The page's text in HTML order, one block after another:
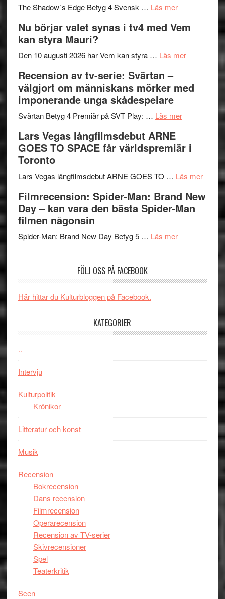
Scensommar
Artipelag
samtal
teater
The Shadow´s Edge Betyg 4 Svensk … Läs merom
Filmrecension:
The
´s
rolig
spännande
Jackie
i
Nu börjar valet synas i tv4 med Vem
kan styra Mauri?
Den 10 augusti 2026 har Vem kan styra … Läs merom
valet
Vem
styra
Recension av tv-serie: Svärtan –
välgjort om människans mörker med
imponerande unga skådespelare
Svärtan Betyg 4 Premiär på SVT Play: … Läs merom
tv-
Svärtan
välgjort
om
imponerande
Lars Vegas långfilmsdebut ARNE
GOES TO SPACE får världspremiär i
Toronto
Lars Vegas långfilmsdebut ARNE GOES TO … Läs merom
Vegas
GOES
Filmrecension: Spider-Man: Brand New
Day – kan vara den bästa Spider-Man
filmen någonsin
Spider-Man: Brand New Day Betyg 5 … Läs merom
Brand
kan
FÖLJ OSS PÅ FACEBOOK
Här hittar du Kulturbloggen på Facebook.
KATEGORIER
..
Intervju
Kulturpolitik
Krönikor
Litteratur och konst
Musik
Recension
Bokrecension
Dans recension
Filmrecension
Operarecension
Recension av TV-serier
Skivrecensioner
Spel
Teaterkritik
Scen